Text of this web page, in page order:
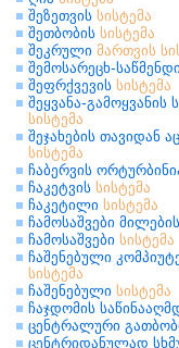
შეზეთვის სისტემა
შეთბობის სისტემა
შეკრული მართვის
შემოსარეცხ-საწმენდი
შეფრქვევის სისტემა
შეყვანა-გამოყვანის
სისტემა
შეჯახების თავიდან
სისტემა
ჩაბერვის
ჩაკეტვის სისტემა
ჩაკეტილი სისტემა
ჩამოსაშვები მილების
ჩამოსაშვები სისტემა
ჩაშენებული
სისტემა
ჩაშენებული სისტემა
ჩაჯდომის
ცენტრალური
ცენტრიდანულად